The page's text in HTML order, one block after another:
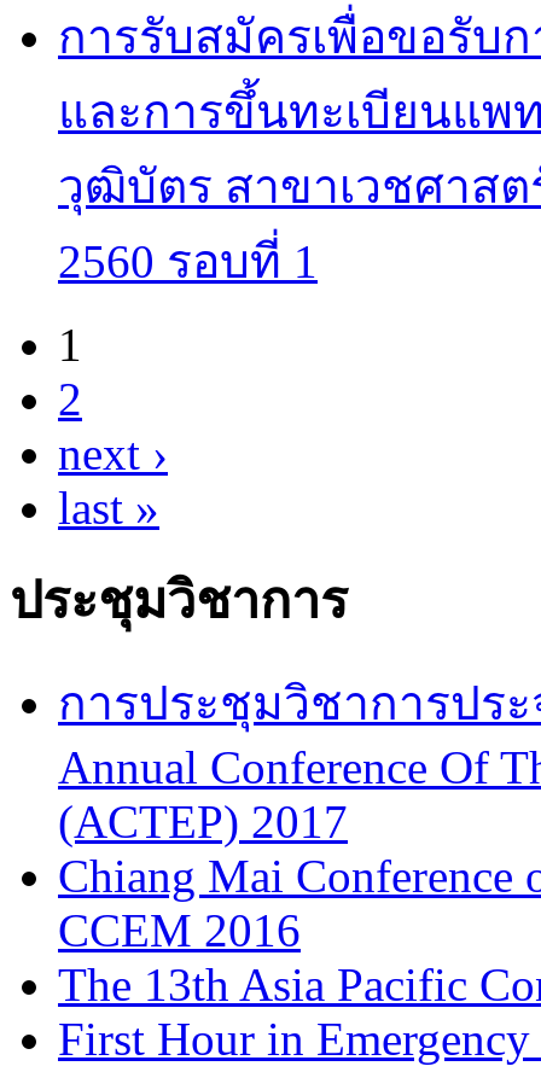
การรับสมัครเพื่อขอรับ
และการขึ้นทะเบียนแพ
วุฒิบัตร สาขาเวชศาส
2560 รอบที่ 1
Pages
1
2
next ›
last »
ประชุมวิชาการ
การประชุมวิชาการปร
Annual Conference Of
(ACTEP) 2017
Chiang Mai Conference
CCEM 2016
The 13th Asia Pacific
First Hour in